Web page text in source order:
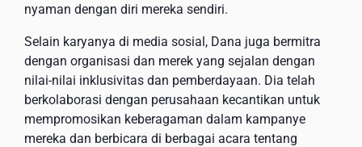
nyaman dengan diri mereka sendiri.
Selain karyanya di media sosial, Dana juga bermitra
dengan organisasi dan merek yang sejalan dengan
nilai-nilai inklusivitas dan pemberdayaan. Dia telah
berkolaborasi dengan perusahaan kecantikan untuk
mempromosikan keberagaman dalam kampanye
mereka dan berbicara di berbagai acara tentang